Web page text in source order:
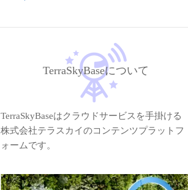
TerraSkyBaseについて
TerraSkyBaseはクラウドサービスを手掛ける
株式会社テラスカイのコンテンツプラットフ
ォームです。